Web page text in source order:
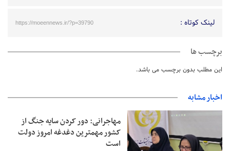
لینک کوتاه : https://moeennews.ir/?p=39790
برچسب ها
این مطلب بدون برچسب می باشد.
اخبار مشابه
مهاجرانی: دور کردن سایه جنگ از
کشور مهمترین دغدغه امروز دولت
است